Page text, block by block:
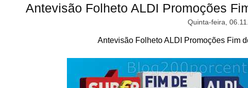
Antevisão Folheto ALDI Promoções
Quinta-feira,
Antevisão Folheto ALDI Promoções Fim